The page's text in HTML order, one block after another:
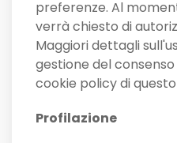
preferenze. Al
verrà chiesto di
Maggiori dettagli
gestione del
cookie policy di
Profilazione